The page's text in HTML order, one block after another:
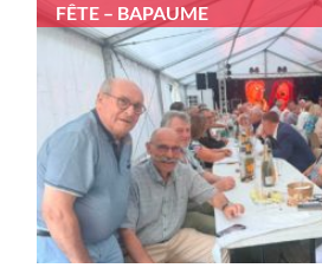
FÊTE – BAPAUME